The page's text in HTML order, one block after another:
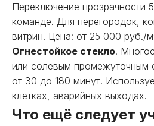
Переключение
команде. Для перегородок,
витрин. Цена: от 25 000 руб./
Огнестойкое стекло.
или солевым промежуточным
от 30 до 180 минут.
клетках, аварийных выходах.
Что ещё следует